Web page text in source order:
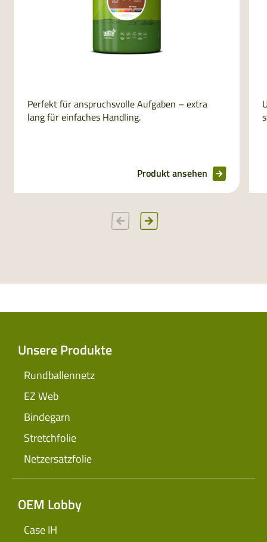
Perfekt für anspruchsvolle Aufgaben – extra
lang für einfaches Handling.
Produkt ansehen
Unsere Produkte
Rundballennetz
EZ Web
Bindegarn
Stretchfolie
Netzersatzfolie
OEM Lobby
Case IH